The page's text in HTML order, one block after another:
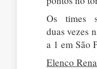
Os times
duas vezes
a 1 em São
Elenco